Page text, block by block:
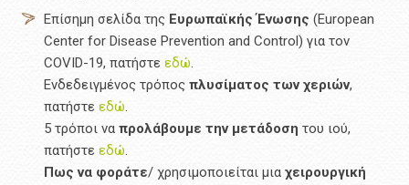
Επίσημη σελίδα της Ευρωπαϊκής Ένωσης (European
Center for Disease Prevention and Control) για τον
COVID-19, πατήστε εδώ.
Ενδεδειγμένος τρόπος πλυσίματος των χεριών,
πατήστε εδώ.
5 τρόποι να προλάβουμε την μετάδοση του ιού,
πατήστε εδώ.
Πως να φοράτε/ χρησιμοποιείται μια χειρουργική